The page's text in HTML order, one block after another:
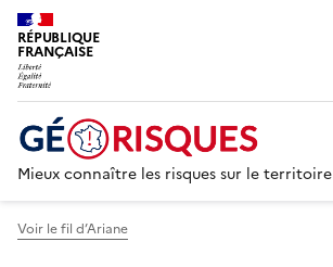
RÉPUBLIQUE
FRANÇAISE
Mieux connaître les risques sur le territoire
Voir le fil d’Ariane